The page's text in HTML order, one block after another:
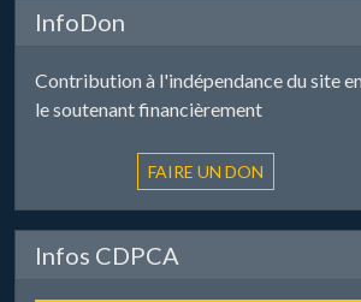
InfoDon
Contribution à l'indépendance du site en
le soutenant financièrement
Infos CDPCA